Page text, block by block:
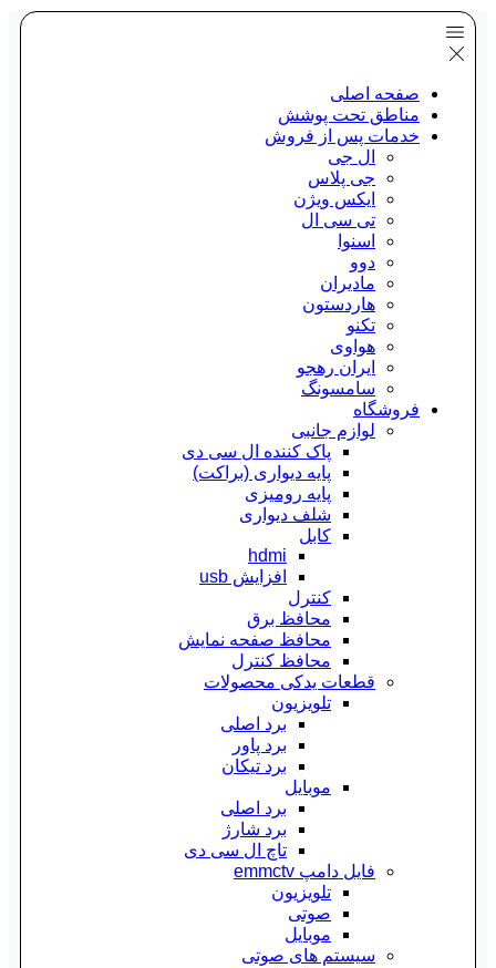
صفحه اصلی
مناطق تحت پوشش
خدمات پس از فروش
ال جی
جی پلاس
ایکس ویژن
تی سی ال
اسنوا
دوو
مادیران
هاردستون
تکنو
هواوی
ایران رهجو
سامسونگ
فروشگاه
لوازم جانبی
پاک کننده ال سی دی
پایه دیواری (براکت)
پایه رومیزی
شلف دیواری
کابل
hdmi
افزایش usb
کنترل
محافظ برق
محافظ صفحه نمایش
محافظ کنترل
قطعات یدکی محصولات
تلویزیون
برد اصلی
برد پاور
برد تیکان
موبایل
برد اصلی
برد شارژ
تاچ ال سی دی
فایل دامپ emmctv
تلویزیون
صوتی
موبایل
سیستم های صوتی